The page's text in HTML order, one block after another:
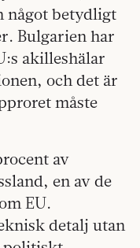
något betydligt
Bulgarien har
akilleshälar
och det är
måste
av
en av de
EU.
detalj utan